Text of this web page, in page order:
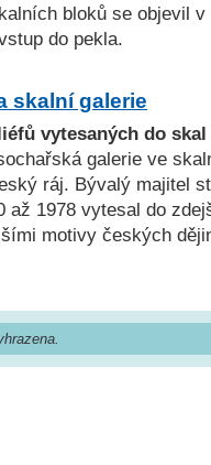
bloků se objevil
do pekla.
skalní galerie
vytesaných do
galerie ve
ráj. Bývalý majitel
až 1978 vytesal do
motivy českých